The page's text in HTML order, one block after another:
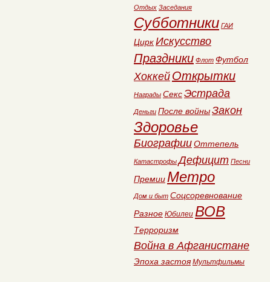
Отдых Заседания
Субботники ГАИ
ЦиркИскусство
Праздники Флот Футбол
Хоккей Открытки
Награды СексЭстрада
Деньги После войныЗакон
Здоровье
БиографииОттепель
Катастрофы Дефицит Песни
Премии Метро
Дом и быт Соцсоревнование
Разное Юбилеи ВОВ
Терроризм
Война в Афганистане
Эпоха застоя Мультфильмы